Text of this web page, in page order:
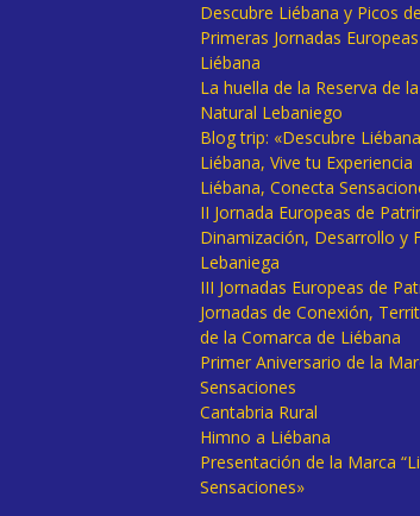
Descubre Liébana y Picos
Primeras Jornadas
Liébana
La huella de la Reserva de
Natural Lebaniego
Blog trip: «Descubre
Liébana, Vive tu Experiencia
Liébana, Conecta
II Jornada Europeas de
Dinamización, Desarrollo y
Lebaniega
III Jornadas Europeas de
Jornadas de Conexión,
de la Comarca de Liébana
Primer Aniversario de la
Sensaciones
Cantabria Rural
Himno a Liébana
Presentación de la Marca
Sensaciones»